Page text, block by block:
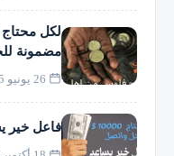
مضمونة
فاعل خير يساعد